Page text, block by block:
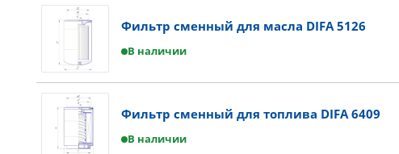
Фильтр сменный для масла DIFA 5126
В наличии
Фильтр сменный для топлива DIFA 6409
В наличии